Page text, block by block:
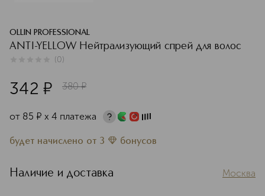
OLLIN PROFESSIONAL
ANTI-YELLOW Нейтрализующий спрей для волос
(0)
342 ¤ 380 ¤
от 85 ¤ х 4 платежа
будет начислено от 3 бонусов
Наличие и доставка Москва